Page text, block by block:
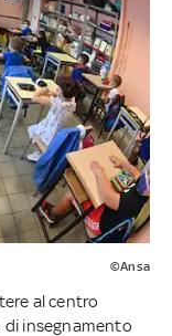
©Ansa
al centro
insegnamento